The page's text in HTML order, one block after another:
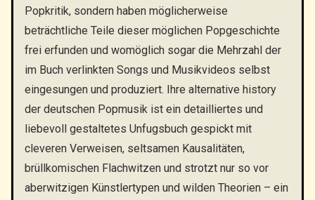
Popkritik, sondern haben möglicherweise
beträchtliche Teile dieser möglichen Popgeschichte
frei erfunden und womöglich sogar die Mehrzahl der
im Buch verlinkten Songs und Musikvideos selbst
eingesungen und produziert. Ihre alternative history
der deutschen Popmusik ist ein detailliertes und
liebevoll gestaltetes Unfugsbuch gespickt mit
cleveren Verweisen, seltsamen Kausalitäten,
brüllkomischen Flachwitzen und strotzt nur so vor
aberwitzigen Künstlertypen und wilden Theorien – ein